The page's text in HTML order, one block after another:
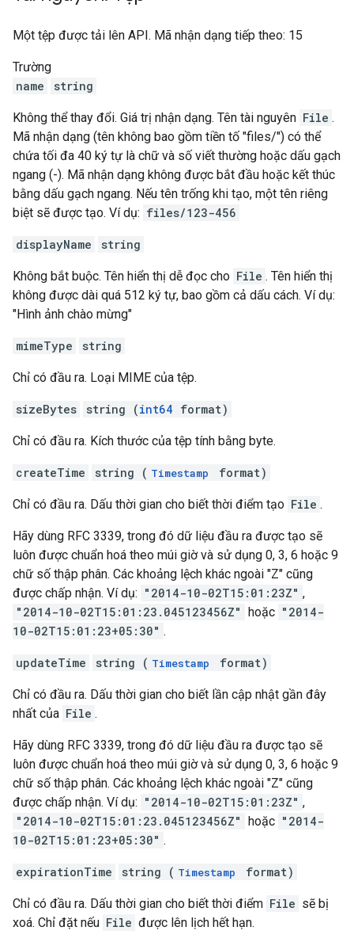
Một tệp được tải lên API. Mã nhận dạng tiếp theo: 15
Trường
name
string
Không thể thay đổi. Giá trị nhận dạng. Tên tài nguyên File .
Mã nhận dạng (tên không bao gồm tiền tố "files/") có thể
chứa tối đa 40 ký tự là chữ và số viết thường hoặc dấu gạch
ngang (-). Mã nhận dạng không được bắt đầu hoặc kết thúc
bằng dấu gạch ngang. Nếu tên trống khi tạo, một tên riêng
biệt sẽ được tạo. Ví dụ: files/123-456
displayName string
Không bắt buộc. Tên hiển thị dễ đọc cho File . Tên hiển thị
không được dài quá 512 ký tự, bao gồm cả dấu cách. Ví dụ:
"Hình ảnh chào mừng"
mimeType string
Chỉ có đầu ra. Loại MIME của tệp.
sizeBytes string (int64 format)
Chỉ có đầu ra. Kích thước của tệp tính bằng byte.
createTime string ( Timestamp format)
Chỉ có đầu ra. Dấu thời gian cho biết thời điểm tạo File .
Hãy dùng RFC 3339, trong đó dữ liệu đầu ra được tạo sẽ
luôn được chuẩn hoá theo múi giờ và sử dụng 0, 3, 6 hoặc 9
chữ số thập phân. Các khoảng lệch khác ngoài "Z" cũng
được chấp nhận. Ví dụ: "2014-10-02T15:01:23Z" ,
"2014-10-02T15:01:23.045123456Z" hoặc "2014-
10-02T15:01:23+05:30" .
updateTime string ( Timestamp format)
Chỉ có đầu ra. Dấu thời gian cho biết lần cập nhật gần đây
nhất của File .
Hãy dùng RFC 3339, trong đó dữ liệu đầu ra được tạo sẽ
luôn được chuẩn hoá theo múi giờ và sử dụng 0, 3, 6 hoặc 9
chữ số thập phân. Các khoảng lệch khác ngoài "Z" cũng
được chấp nhận. Ví dụ: "2014-10-02T15:01:23Z" ,
"2014-10-02T15:01:23.045123456Z" hoặc "2014-
10-02T15:01:23+05:30" .
expirationTime string ( Timestamp format)
Chỉ có đầu ra. Dấu thời gian cho biết thời điểm File sẽ bị
xoá. Chỉ đặt nếu File được lên lịch hết hạn.